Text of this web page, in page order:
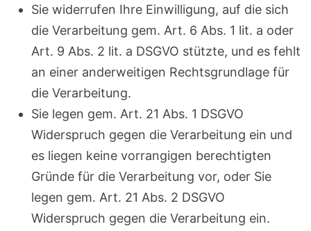
Sie widerrufen Ihre Einwilligung, auf die sich
die Verarbeitung gem. Art. 6 Abs. 1 lit. a oder
Art. 9 Abs. 2 lit. a DSGVO stützte, und es fehlt
an einer anderweitigen Rechtsgrundlage für
die Verarbeitung.
Sie legen gem. Art. 21 Abs. 1 DSGVO
Widerspruch gegen die Verarbeitung ein und
es liegen keine vorrangigen berechtigten
Gründe für die Verarbeitung vor, oder Sie
legen gem. Art. 21 Abs. 2 DSGVO
Widerspruch gegen die Verarbeitung ein.